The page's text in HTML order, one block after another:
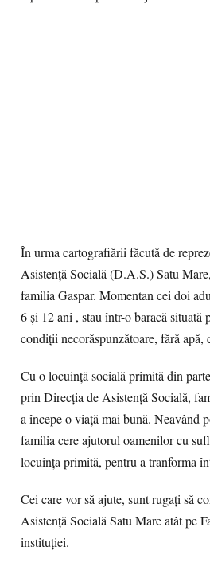
În urma cartografiării făcută de
Asistență Socială (D.A.S.) Satu
familia Gaspar. Momentan cei doi
6 și 12 ani , stau într-o baracă situată
condiții necorăspunzătoare, fără apă,
Cu o locuință socială primită din
prin Direcția de Asistență Socială,
a începe o viață mai bună. Neavând
familia cere ajutorul oamenilor cu
locuința primită, pentru a tranforma
Cei care vor să ajute, sunt rugați să
Asistență Socială Satu Mare atât pe
instituției.